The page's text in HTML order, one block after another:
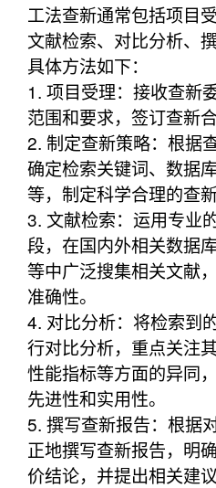
工法查新通常包括项目
文献检索、对比分析、
具体方法如下：
1. 项目受理：接收查新
范围和要求，签订查新合
2. 制定查新策略：根据
确定检索关键词、数据
等，制定科学合理的查新
3. 文献检索：运用专业
段，在国内外相关数据
等中广泛搜集相关文献
准确性。
4. 对比分析：将检索到
行对比分析，重点关注
性能指标等方面的异同
先进性和实用性。
5. 撰写查新报告：根据
正地撰写查新报告，明
价结论，并提出相关建议